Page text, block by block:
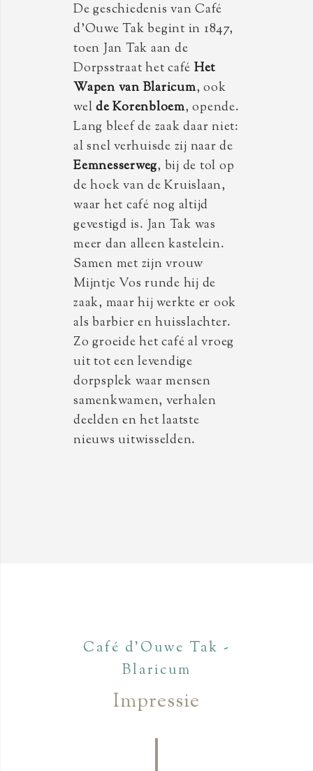
De geschiedenis van Café
d’Ouwe Tak begint in 1847,
toen Jan Tak aan de
Dorpsstraat het café Het
Wapen van Blaricum, ook
welde Korenbloem, opende.
Lang bleef de zaak daar niet:
al snel verhuisde zij naar de
Eemnesserweg, bij de tol op
de hoek van de Kruislaan,
waar het café nog altijd
gevestigd is. Jan Tak was
meer dan alleen kastelein.
Samen met zijn vrouw
Mijntje Vos runde hij de
zaak, maar hij werkte er ook
als barbier en huisslachter.
Zo groeide het café al vroeg
uit tot een levendige
dorpsplek waar mensen
samenkwamen, verhalen
deelden en het laatste
nieuws uitwisselden.
Café d'Ouwe Tak -
Blaricum
Impressie